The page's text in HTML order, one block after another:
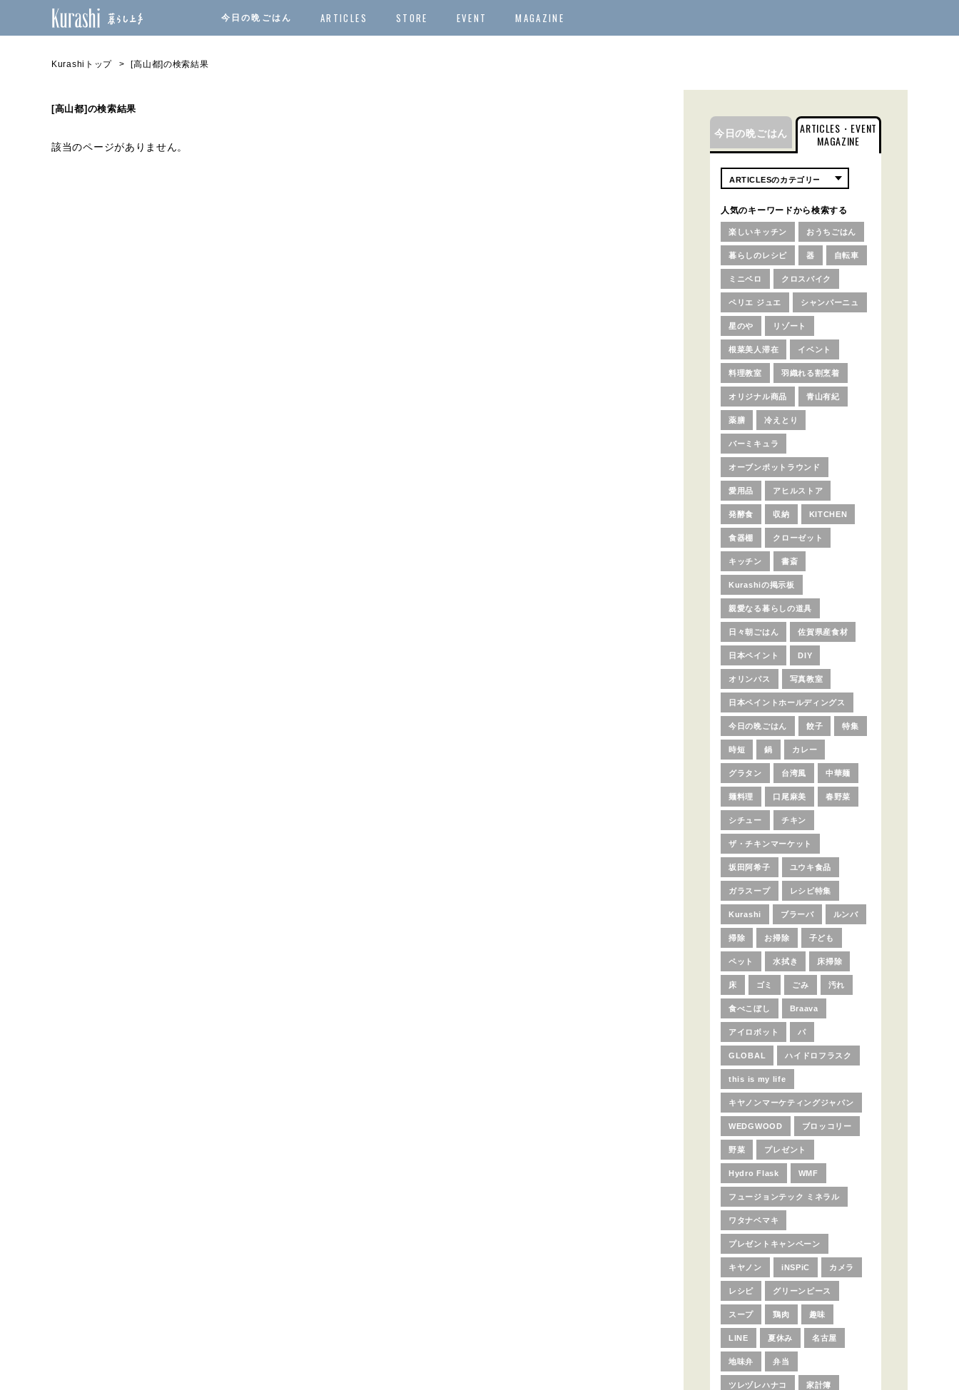
今日の晩ごはん ARTICLES STORE EVENT MAGAZINE
Kurashiトップ [高山都]の検索結果
[高山都]の検索結果
該当のページがありません。
今日の晩ごはん
ARTICLES・EVENT
MAGAZINE
人気のキーワードから検索する
楽しいキッチン おうちごはん
暮らしのレシピ 器 自転車
ミニベロ クロスバイク
ペリエ ジュエ シャンパーニュ
星のや リゾート
根菜美人滞在 イベント
料理教室 羽織れる割烹着
オリジナル商品 青山有紀
薬膳 冷えとり
バーミキュラ
オーブンポットラウンド
愛用品 アヒルストア
発酵食 収納 KITCHEN
食器棚 クローゼット
キッチン 書斎
Kurashiの掲示板
親愛なる暮らしの道具
日々朝ごはん 佐賀県産食材
日本ペイント DIY
オリンパス 写真教室
日本ペイントホールディングス
今日の晩ごはん 餃子 特集
時短 鍋 カレー
グラタン 台湾風 中華麺
麺料理 口尾麻美 春野菜
シチュー チキン
ザ・チキンマーケット
坂田阿希子 ユウキ食品
ガラスープ レシピ特集
Kurashi ブラーバ ルンバ
掃除 お掃除 子ども
ペット 水拭き 床掃除
床 ゴミ ごみ 汚れ
食べこぼし Braava
アイロボット パ
GLOBAL ハイドロフラスク
this is my life
キヤノンマーケティングジャパン
WEDGWOOD ブロッコリー
野菜 プレゼント
Hydro Flask WMF
フュージョンテック ミネラル
ワタナベマキ
プレゼントキャンペーン
キヤノン iNSPiC カメラ
レシピ グリーンピース
スープ 鶏肉 趣味
LINE 夏休み 名古屋
地味弁 弁当
ツレヅレハナコ 家計簿